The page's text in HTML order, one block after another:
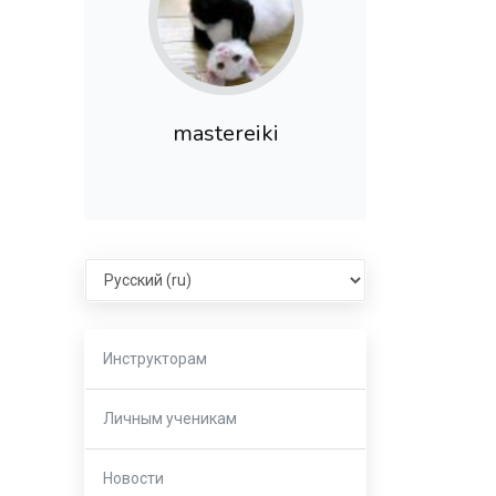
mastereiki
Select language
Инструкторам
Личным ученикам
Новости